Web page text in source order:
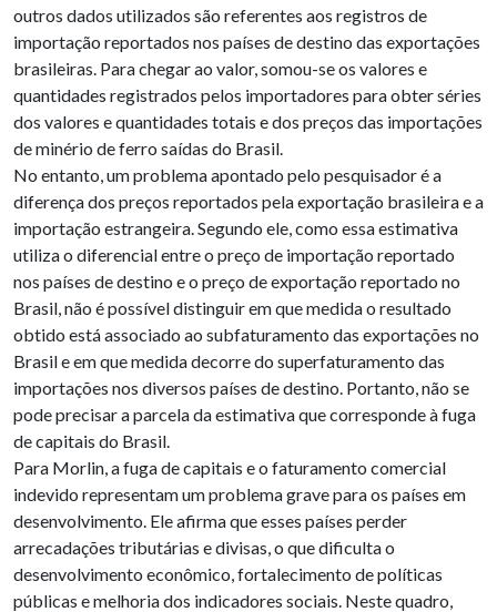
outros dados utilizados são referentes aos registros de
importação reportados nos países de destino das exportações
brasileiras. Para chegar ao valor, somou-se os valores e
quantidades registrados pelos importadores para obter séries
dos valores e quantidades totais e dos preços das importações
de minério de ferro saídas do Brasil.
No entanto, um problema apontado pelo pesquisador é a
diferença dos preços reportados pela exportação brasileira e a
importação estrangeira. Segundo ele, como essa estimativa
utiliza o diferencial entre o preço de importação reportado
nos países de destino e o preço de exportação reportado no
Brasil, não é possível distinguir em que medida o resultado
obtido está associado ao subfaturamento das exportações no
Brasil e em que medida decorre do superfaturamento das
importações nos diversos países de destino. Portanto, não se
pode precisar a parcela da estimativa que corresponde à fuga
de capitais do Brasil.
Para Morlin, a fuga de capitais e o faturamento comercial
indevido representam um problema grave para os países em
desenvolvimento. Ele afirma que esses países perder
arrecadações tributárias e divisas, o que dificulta o
desenvolvimento econômico, fortalecimento de políticas
públicas e melhoria dos indicadores sociais. Neste quadro,